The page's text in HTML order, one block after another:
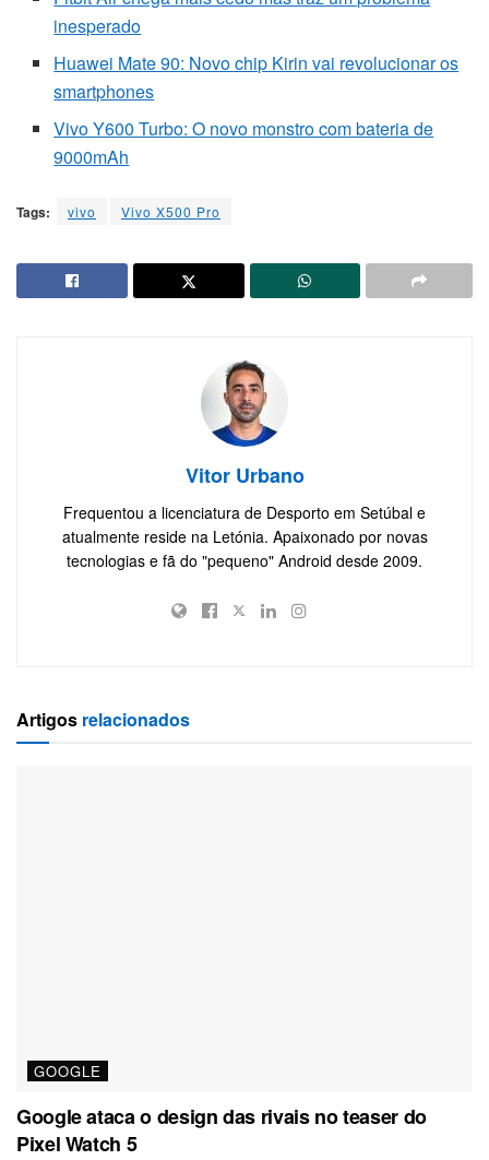
inesperado
Huawei Mate 90: Novo chip Kirin vai revolucionar os
smartphones
Vivo Y600 Turbo: O novo monstro com bateria de
9000mAh
Tags: vivo Vivo X500 Pro
Vitor Urbano
Frequentou a licenciatura de Desporto em Setúbal e
atualmente reside na Letónia. Apaixonado por novas
tecnologias e fã do "pequeno" Android desde 2009.
Artigos relacionados
GOOGLE
Google ataca o design das rivais no teaser do
Pixel Watch 5